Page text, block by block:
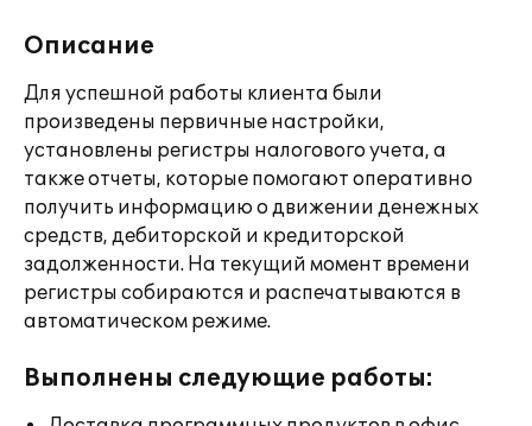
Описание
Для успешной работы клиента были
произведены первичные настройки,
установлены регистры налогового учета, а
также отчеты, которые помогают оперативно
получить информацию о движении денежных
средств, дебиторской и кредиторской
задолженности. На текущий момент времени
регистры собираются и распечатываются в
автоматическом режиме.
Выполнены следующие работы: